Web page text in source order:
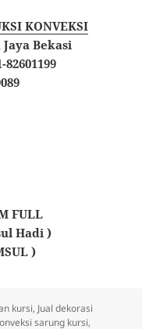
KONVEKSI
Bekasi
82601199
FULL
Hadi )
)
kursi, Jual dekorasi
sarung kursi,